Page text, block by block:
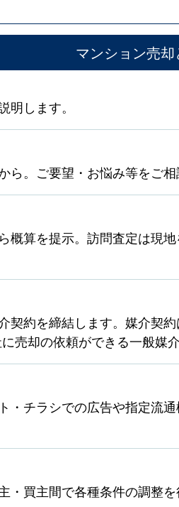
マンション売
します。
。ご要望・お悩み等をご相
概算を提示。訪問査定は現
契約を締結します。媒介契
売却の依頼ができる一般媒
・チラシでの広告や指定流
買主間で各種条件の調整を